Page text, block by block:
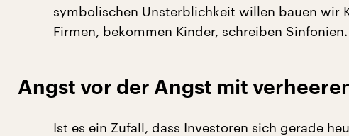
symbolischen Unsterblichkeit willen bauen wir
Firmen, bekommen Kinder, schreiben Sinfonien.
Angst vor der Angst mit
Ist es ein Zufall, dass Investoren sich gerade